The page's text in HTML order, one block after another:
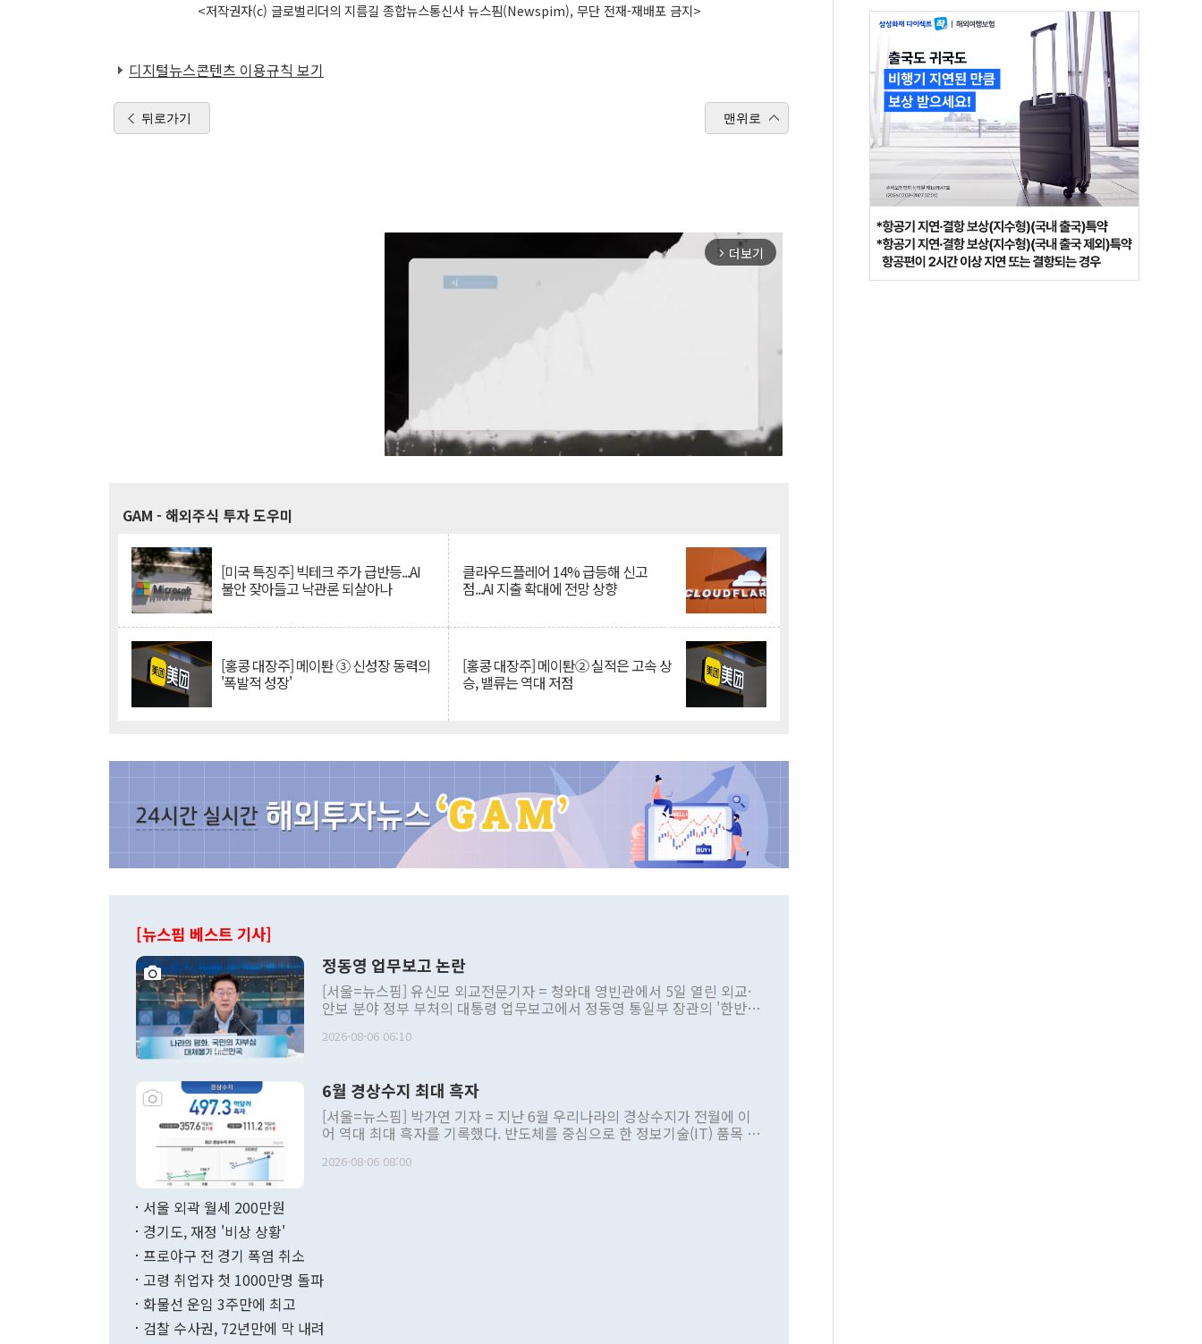
<저작권자(c) 글로벌리더의 지름길 종합뉴스통신사 뉴스핌(Newspim), 무단 전재-재배포 금지>
디지털뉴스콘텐츠 이용규칙 보기
뒤로가기 맨위로
arrow_forward_ios 더보기
GAM - 해외주식 투자 도우미
[미국 특징주] 빅테크 주가 급반등...AI
불안 잦아들고 낙관론 되살아나
클라우드플레어 14% 급등해 신고
점...AI 지출 확대에 전망 상향
[홍콩 대장주] 메이퇀 ③ 신성장 동력의
'폭발적 성장'
[홍콩 대장주] 메이퇀② 실적은 고속 상
승, 밸류는 역대 저점
[뉴스핌 베스트 기사]
정동영 업무보고 논란
[서울=뉴스핌] 유신모 외교전문기자 = 청와대 영빈관에서 5일 열린 외교·
안보 분야 정부 부처의 대통령 업무보고에서 정동영 통일부 장관의 '한반도
발언 중에는 정부 내 조율을 거치지 않은 사안을 정책으로 추진하겠다고 공
주의적 희망에 근거한 비현실적 구상'이라는 비판을 내놨다. 그동안 정 장
관의 대북 정책 관련 발언이 물의를 빚은 적은 여러 번 있지만 대통령과 유
관 부처 장관이 공개적으로 부정적 입장을 표명한 것은 이례적이다. 정 장
관의 무리한 대북 접근법과 월권을 제어해야 한다는 목소리도 높아지고 있
다. [정동영 통일부 장관이 지난달 23일 오후 서울 종로구 정부서울청사에
무너졌다고도 했다. 또 "현 시점에서 흘러간 선(先)비핵화만 되뇌는 것은
함께 4자 대화의 동력을 확보하기 위해 최선을 다할 것"이라고 말했다. 하
2026-08-06 06:10
6월 경상수지 최대 흑자
[서울=뉴스핌] 박가연 기자 = 지난 6월 우리나라의 경상수지가 전월에 이
어 역대 최대 흑자를 기록했다. 반도체를 중심으로 한 정보기술(IT) 품목 수
료=한국은행] 한국은행이 6일 발표한 '2026년 6월 국제수지(잠정)'에 따르
며 월간 기준 처음으로 1000억달러를 넘어섰다. 상품수입은 644억8000만
196.9% 급증했고 컴퓨터·주변기기(SSD)는 282.7% 증가했다. IT 품목
수출은 160.4% 늘었으며 비IT 품목도 ▲석유제품(47.5%) ▲화공품
2026-08-06 08:00
서울 외곽 월세 200만원
경기도, 재정 '비상 상황'
프로야구 전 경기 폭염 취소
고령 취업자 첫 1000만명 돌파
화물선 운임 3주만에 최고
검찰 수사권, 72년만에 막 내려